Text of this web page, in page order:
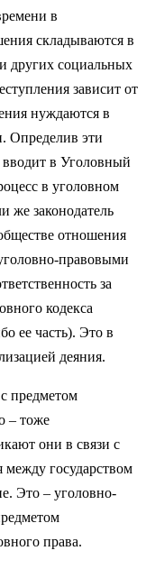
в
складываются в
других социальных
зависит от
нуждаются в
Определив эти
вводит в Уголовный
в уголовном
же законодатель
отношения
правовыми
за
кодекса
ее часть). Это в
деяния.
предметом
– тоже
они в связи с
между государством
Это – уголовно-
права.